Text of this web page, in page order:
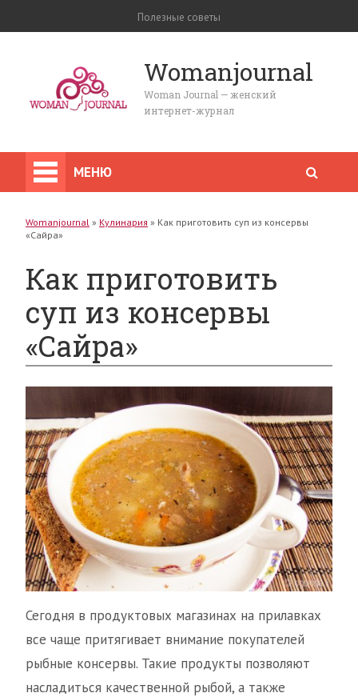
Полезные советы
Womanjournal
Woman Journal — женский
интернет-журнал
МЕНЮ
Womanjournal » Кулинария » Как приготовить суп из консервы
«Сайра»
Как приготовить
суп из консервы
«Сайра»
Сегодня в продуктовых магазинах на прилавках
все чаще притягивает внимание покупателей
рыбные консервы. Такие продукты позволяют
насладиться качественной рыбой, а также